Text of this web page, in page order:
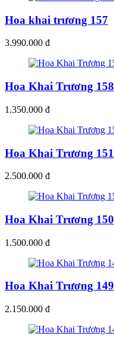
Hoa khai trương 157
3.990.000 đ
Hoa Khai Trương 158
1.350.000 đ
Hoa Khai Trương 151
2.500.000 đ
Hoa Khai Trương 150
1.500.000 đ
Hoa Khai Trương 149
2.150.000 đ